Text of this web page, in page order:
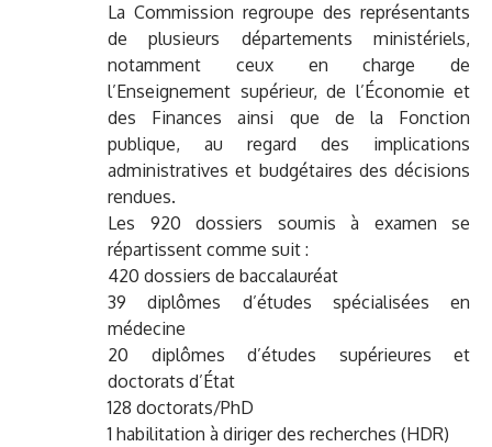
La Commission regroupe des représentants
de plusieurs départements ministériels,
notamment ceux en charge de
l’Enseignement supérieur, de l’Économie et
des Finances ainsi que de la Fonction
publique, au regard des implications
administratives et budgétaires des décisions
rendues.
Les 920 dossiers soumis à examen se
répartissent comme suit :
420 dossiers de baccalauréat
39 diplômes d’études spécialisées en
médecine
20 diplômes d’études supérieures et
doctorats d’État
128 doctorats/PhD
1 habilitation à diriger des recherches (HDR)